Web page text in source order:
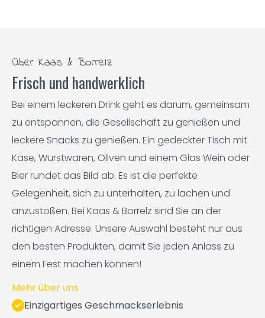
Über Kaas & Borrelz
Frisch und handwerklich
Bei einem leckeren Drink geht es darum, gemeinsam
zu entspannen, die Gesellschaft zu genießen und
leckere Snacks zu genießen. Ein gedeckter Tisch mit
Käse, Wurstwaren, Oliven und einem Glas Wein oder
Bier rundet das Bild ab. Es ist die perfekte
Gelegenheit, sich zu unterhalten, zu lachen und
anzustoßen. Bei Kaas & Borrelz sind Sie an der
richtigen Adresse. Unsere Auswahl besteht nur aus
den besten Produkten, damit Sie jeden Anlass zu
einem Fest machen können!
Mehr über uns
Einzigartiges Geschmackserlebnis